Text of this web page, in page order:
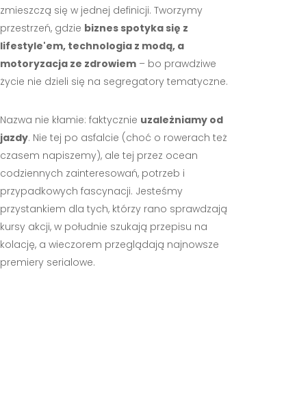
zmieszczą się w jednej definicji. Tworzymy
przestrzeń, gdzie biznes spotyka się z
lifestyle'em, technologia z modą, a
motoryzacja ze zdrowiem– bo prawdziwe
życie nie dzieli się na segregatory tematyczne.
Nazwa nie kłamie: faktycznie uzależniamy od
jazdy. Nie tej po asfalcie (choć o rowerach też
czasem napiszemy), ale tej przez ocean
codziennych zainteresowań, potrzeb i
przypadkowych fascynacji. Jesteśmy
przystankiem dla tych, którzy rano sprawdzają
kursy akcji, w południe szukają przepisu na
kolację, a wieczorem przeglądają najnowsze
premiery serialowe.